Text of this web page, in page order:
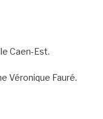
Caen-Est.
Véronique Fauré.